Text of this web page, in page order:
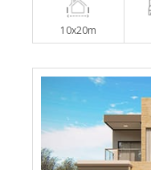
10x20m